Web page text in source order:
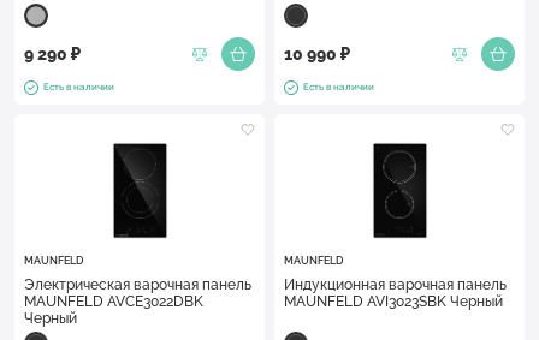
9 290 ₽
Есть в наличии
10 990 ₽
Есть в наличии
MAUNFELD
Электрическая варочная панель
MAUNFELD AVCE3022DBK
Черный
MAUNFELD
Индукционная варочная панель
MAUNFELD AVI3023SBK Черный